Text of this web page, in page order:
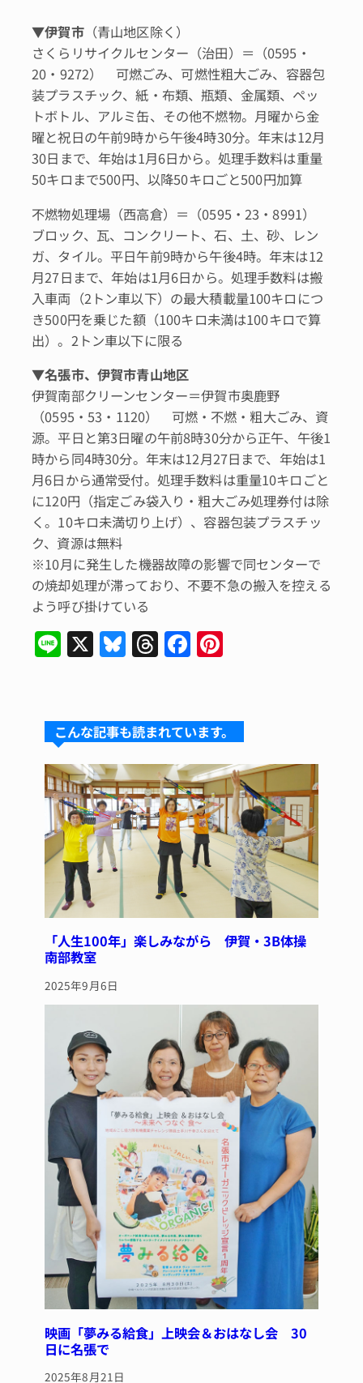
▼伊賀市（青山地区除く）
さくらリサイクルセンター（治田）＝（0595・
20・9272） 可燃ごみ、可燃性粗大ごみ、容器包
装プラスチック、紙・布類、瓶類、金属類、ペッ
トボトル、アルミ缶、その他不燃物。月曜から金
曜と祝日の午前9時から午後4時30分。年末は12月
30日まで、年始は1月6日から。処理手数料は重量
50キロまで500円、以降50キロごと500円加算
不燃物処理場（西高倉）＝（0595・23・8991）
ブロック、瓦、コンクリート、石、土、砂、レン
ガ、タイル。平日午前9時から午後4時。年末は12
月27日まで、年始は1月6日から。処理手数料は搬
入車両（2トン車以下）の最大積載量100キロにつ
き500円を乗じた額（100キロ未満は100キロで算
出）。2トン車以下に限る
▼名張市、伊賀市青山地区
伊賀南部クリーンセンター＝伊賀市奥鹿野
（0595・53・1120） 可燃・不燃・粗大ごみ、資
源。平日と第3日曜の午前8時30分から正午、午後1
時から同4時30分。年末は12月27日まで、年始は1
月6日から通常受付。処理手数料は重量10キロごと
に120円（指定ごみ袋入り・粗大ごみ処理券付は除
く。10キロ未満切り上げ）、容器包装プラスチッ
ク、資源は無料
※10月に発生した機器故障の影響で同センターで
の焼却処理が滞っており、不要不急の搬入を控える
よう呼び掛けている
Li
n
X Bl
u
s
k
y
T
hr
a
d
s
F
a
e
b
o
o
k
re
st
こんな記事も読まれています。
「人生100年」楽しみながら 伊賀・3B体操
南部教室
2025年9月6日
映画「夢みる給食」上映会＆おはなし会 30
日に名張で
2025年8月21日